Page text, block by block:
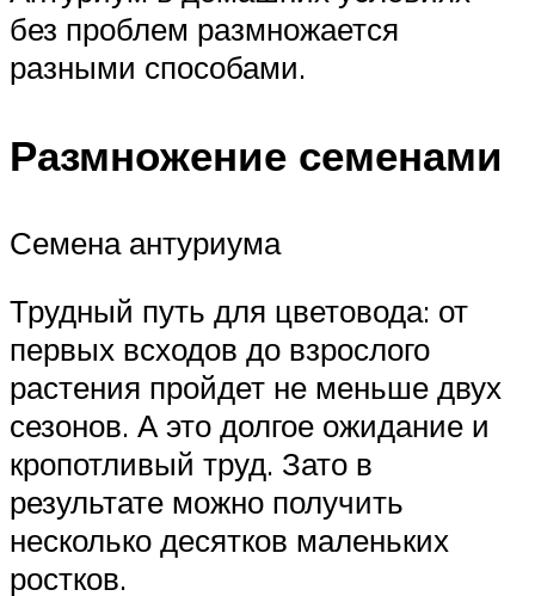
без проблем размножается
разными способами.
Размножение семенами
Семена антуриума
Трудный путь для цветовода: от
первых всходов до взрослого
растения пройдет не меньше двух
сезонов. А это долгое ожидание и
кропотливый труд. Зато в
результате можно получить
несколько десятков маленьких
ростков.